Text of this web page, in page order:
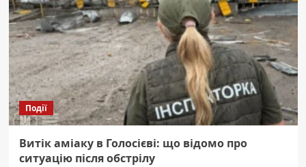
Події
Витік аміаку в Голосієві: що відомо про
ситуацію після обстрілу